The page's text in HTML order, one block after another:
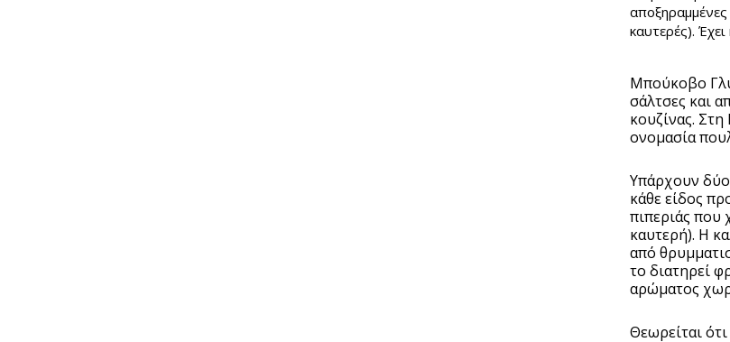
αποξηραμμένες
καυτερές).
Μπούκοβο
σάλτσες και
κουζίνας.
ονομασία
Υπάρχουν
κάθε είδος
πιπεριάς που
καυτερή). Η
από
το διατηρεί
αρώματος
Θεωρείται